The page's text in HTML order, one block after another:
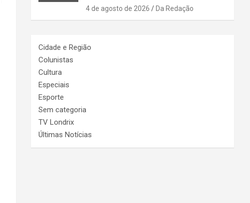
4 de agosto de 2026 Da Redação
Cidade e Região
Colunistas
Cultura
Especiais
Esporte
Sem categoria
TV Londrix
Últimas Notícias